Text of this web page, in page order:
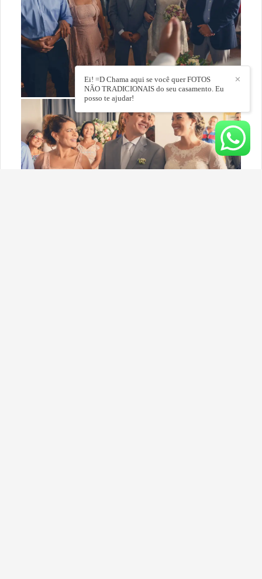
✕
Ei! =D Chama aqui se você quer FOTOS
NÃO TRADICIONAIS do seu casamento. Eu
posso te ajudar!